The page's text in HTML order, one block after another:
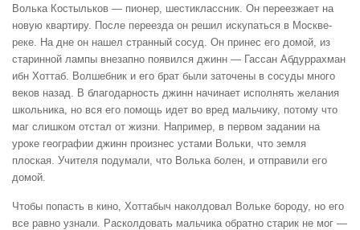
Волька Костыльков — пионер, шестиклассник. Он переезжает на
новую квартиру. После переезда он решил искупаться в Москве-
реке. На дне он нашел странный сосуд. Он принес его домой, из
старинной лампы внезапно появился джинн — Гассан Абдуррахман
ибн Хоттаб. Волшебник и его брат были заточены в сосуды много
веков назад. В благодарность джинн начинает исполнять желания
школьника, но вся его помощь идет во вред мальчику, потому что
маг слишком отстал от жизни. Например, в первом задании на
уроке географии джинн произнес устами Вольки, что земля
плоская. Учителя подумали, что Волька болен, и отправили его
домой.
Чтобы попасть в кино, Хоттабыч наколдовал Вольке бороду, но его
все равно узнали. Расколдовать мальчика обратно старик не мог —